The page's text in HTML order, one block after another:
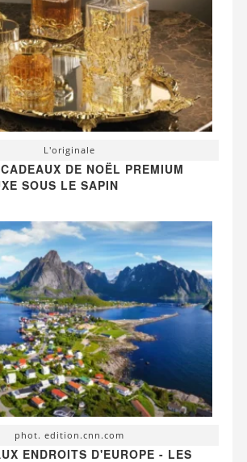
L'originale
DE NOËL PREMIUM
SOUS LE SAPIN
phot. edition.cnn.com
ENDROITS D'EUROPE - LES